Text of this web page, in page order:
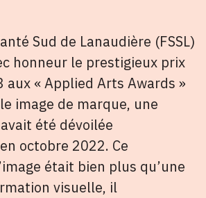
Sud de Lanaudière (FSSL)
honneur le prestigieux prix
aux « Applied Arts Awards »
image de marque, une
été dévoilée
octobre 2022. Ce
était bien plus qu’une
visuelle, il